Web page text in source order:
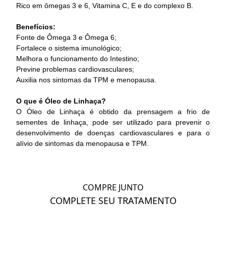
Rico em ômegas 3 e 6, Vitamina C, E e do complexo B.
Benefícios:
Fonte de Ômega 3 e Ômega 6;
Fortalece o sistema imunológico;
Melhora o funcionamento do Intestino;
Previne problemas cardiovasculares;
Auxilia nos sintomas da TPM e menopausa.
O que é Óleo de Linhaça?
O Óleo de Linhaça é obtido da prensagem a frio de
sementes de linhaça, pode ser utilizado para prevenir o
desenvolvimento de doenças cardiovasculares e para o
alívio de sintomas da menopausa e TPM.
COMPRE JUNTO
COMPLETE SEU TRATAMENTO